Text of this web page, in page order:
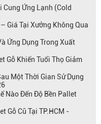
Cung Ứng Lạnh (Cold
Giá Tại Xưởng Không Qua
Ứng Dụng Trong Xuất
Gỗ Khiến Tuổi Thọ Giảm
Một Thời Gian Sử Dụng
Nào Đến Độ Bền Pallet
Gỗ Cũ Tại TP.HCM -